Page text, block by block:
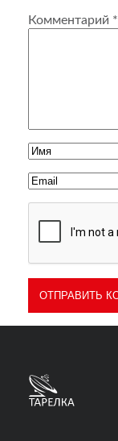
Комментарий *